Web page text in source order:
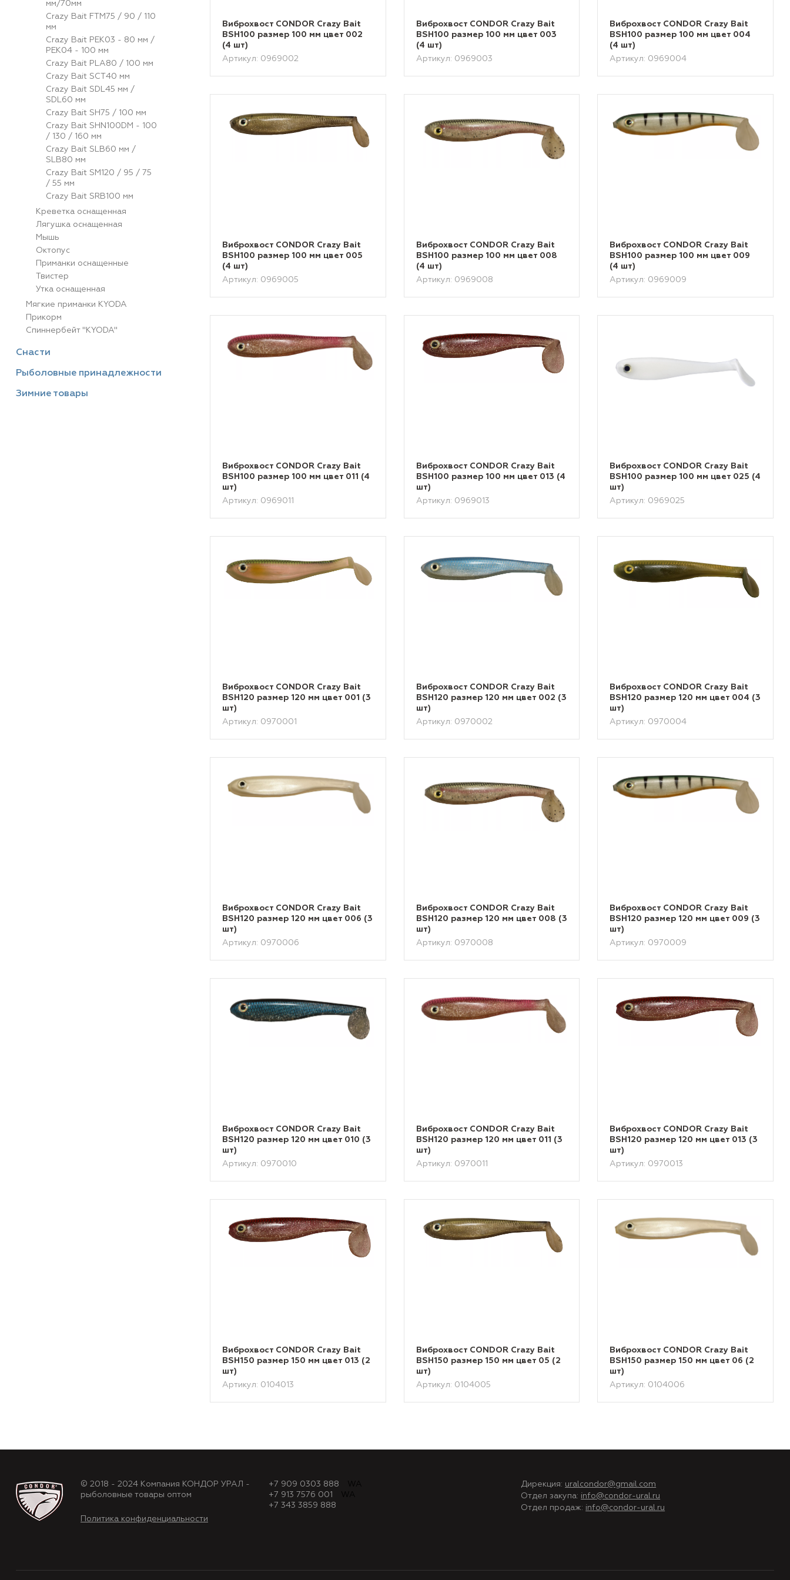
мм/70мм
Crazy Bait FTM75 / 90 / 110
мм
Crazy Bait PEK03 - 80 мм /
PEK04 - 100 мм
Crazy Bait PLA80 / 100 мм
Crazy Bait SCT40 мм
Crazy Bait SDL45 мм /
SDL60 мм
Crazy Bait SH75 / 100 мм
Crazy Bait SHN100DM - 100
/ 130 / 160 мм
Crazy Bait SLB60 мм /
SLB80 мм
Crazy Bait SM120 / 95 / 75
/ 55 мм
Crazy Bait SRB100 мм
Креветка оснащенная
Лягушка оснащенная
Мышь
Октопус
Приманки оснащенные
Твистер
Утка оснащенная
Мягкие приманки KYODA
Прикорм
Спиннербейт "KYODA"
Снасти
Рыболовные принадлежности
Зимние товары
Виброхвост CONDOR Crazy Bait
BSH100 размер 100 мм цвет 002
(4 шт)
Артикул: 0969002
Виброхвост CONDOR Crazy Bait
BSH100 размер 100 мм цвет 003
(4 шт)
Артикул: 0969003
Виброхвост CONDOR Crazy Bait
BSH100 размер 100 мм цвет 004
(4 шт)
Артикул: 0969004
Виброхвост CONDOR Crazy Bait
BSH100 размер 100 мм цвет 005
(4 шт)
Артикул: 0969005
Виброхвост CONDOR Crazy Bait
BSH100 размер 100 мм цвет 008
(4 шт)
Артикул: 0969008
Виброхвост CONDOR Crazy Bait
BSH100 размер 100 мм цвет 009
(4 шт)
Артикул: 0969009
Виброхвост CONDOR Crazy Bait
BSH100 размер 100 мм цвет 011 (4
шт)
Артикул: 0969011
Виброхвост CONDOR Crazy Bait
BSH100 размер 100 мм цвет 013 (4
шт)
Артикул: 0969013
Виброхвост CONDOR Crazy Bait
BSH100 размер 100 мм цвет 025 (4
шт)
Артикул: 0969025
Виброхвост CONDOR Crazy Bait
BSH120 размер 120 мм цвет 001 (3
шт)
Артикул: 0970001
Виброхвост CONDOR Crazy Bait
BSH120 размер 120 мм цвет 002 (3
шт)
Артикул: 0970002
Виброхвост CONDOR Crazy Bait
BSH120 размер 120 мм цвет 004 (3
шт)
Артикул: 0970004
Виброхвост CONDOR Crazy Bait
BSH120 размер 120 мм цвет 006 (3
шт)
Артикул: 0970006
Виброхвост CONDOR Crazy Bait
BSH120 размер 120 мм цвет 008 (3
шт)
Артикул: 0970008
Виброхвост CONDOR Crazy Bait
BSH120 размер 120 мм цвет 009 (3
шт)
Артикул: 0970009
Виброхвост CONDOR Crazy Bait
BSH120 размер 120 мм цвет 010 (3
шт)
Артикул: 0970010
Виброхвост CONDOR Crazy Bait
BSH120 размер 120 мм цвет 011 (3
шт)
Артикул: 0970011
Виброхвост CONDOR Crazy Bait
BSH120 размер 120 мм цвет 013 (3
шт)
Артикул: 0970013
Виброхвост CONDOR Crazy Bait
BSH150 размер 150 мм цвет 013 (2
шт)
Артикул: 0104013
Виброхвост CONDOR Crazy Bait
BSH150 размер 150 мм цвет 05 (2
шт)
Артикул: 0104005
Виброхвост CONDOR Crazy Bait
BSH150 размер 150 мм цвет 06 (2
шт)
Артикул: 0104006
© 2018 - 2024 Компания КОНДОР УРАЛ -
рыболовные товары оптом
Политика конфиденциальности
+7 909 0303 888
WA
+7 913 7576 001
WA
+7 343 3859 888
Дирекция: uralcondor@gmail.com
Отдел закупа: info@condor-ural.ru
Отдел продаж: info@condor-ural.ru